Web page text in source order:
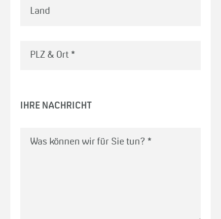
Land
PLZ & Ort *
IHRE NACHRICHT
Was können wir für Sie tun? *